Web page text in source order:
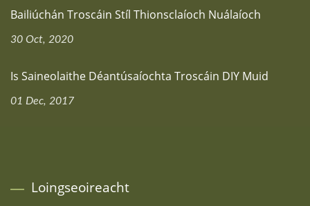
Bailiúchán Troscáin Stíl Thionsclaíoch Nuálaíoch
30 Oct, 2020
Is Saineolaithe Déantúsaíochta Troscáin DIY Muid
01 Dec, 2017
Loingseoireacht